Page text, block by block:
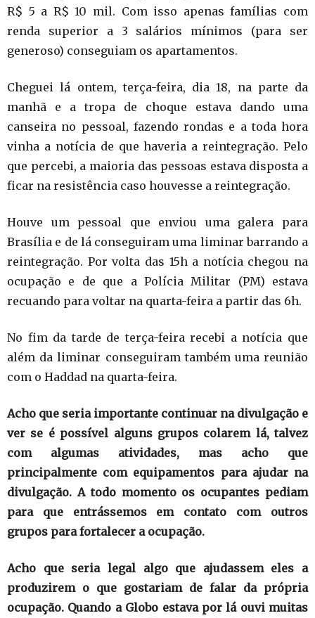
R$ 5 a R$ 10 mil. Com isso apenas famílias com
renda superior a 3 salários mínimos (para ser
generoso) conseguiam os apartamentos.
Cheguei lá ontem, terça-feira, dia 18, na parte da
manhã e a tropa de choque estava dando uma
canseira no pessoal, fazendo rondas e a toda hora
vinha a notícia de que haveria a reintegração. Pelo
que percebi, a maioria das pessoas estava disposta a
ficar na resistência caso houvesse a reintegração.
Houve um pessoal que enviou uma galera para
Brasília e de lá conseguiram uma liminar barrando a
reintegração. Por volta das 15h a notícia chegou na
ocupação e de que a Polícia Militar (PM) estava
recuando para voltar na quarta-feira a partir das 6h.
No fim da tarde de terça-feira recebi a notícia que
além da liminar conseguiram também uma reunião
com o Haddad na quarta-feira.
Acho que seria importante continuar na divulgação e
ver se é possível alguns grupos colarem lá, talvez
com algumas atividades, mas acho que
principalmente com equipamentos para ajudar na
divulgação. A todo momento os ocupantes pediam
para que entrássemos em contato com outros
grupos para fortalecer a ocupação.
Acho que seria legal algo que ajudassem eles a
produzirem o que gostariam de falar da própria
ocupação. Quando a Globo estava por lá ouvi muitas